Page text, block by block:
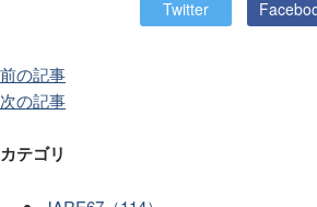
Twitter
前の記事
次の記事
カテゴリ